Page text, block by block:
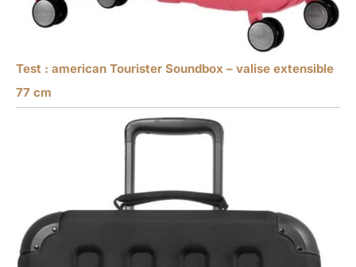
Test : american Tourister Soundbox – valise extensible
77 cm